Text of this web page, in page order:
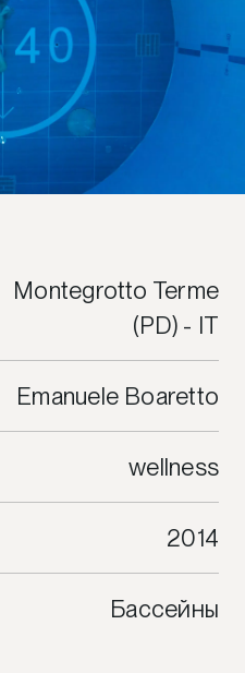
Montegrotto Terme
(PD) - IT
Emanuele Boaretto
wellness
2014
Бассейны